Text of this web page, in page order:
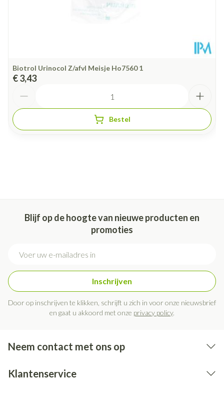
Biotrol Urinocol Z/afvl Meisje Ho7560 1
€ 3,43
Bestel
Blijf op de hoogte van nieuwe producten en
promoties
Inschrijven
Door op inschrijven te klikken, schrijft u zich in voor onze nieuwsbrief
en gaat u akkoord met onze privacy policy.
Neem contact met ons op
Klantenservice